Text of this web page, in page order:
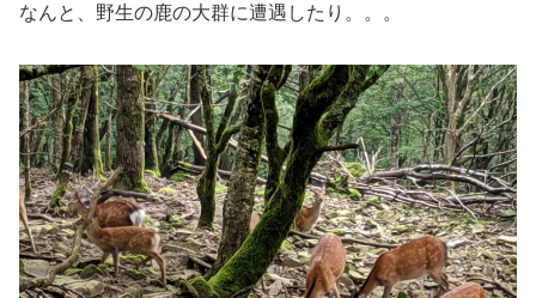
なんと、野生の鹿の大群に遭遇したり。。。